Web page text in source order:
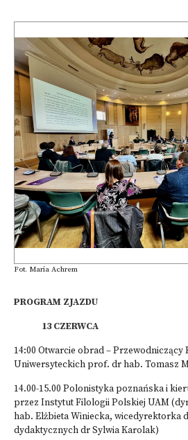
Fot. Maria Achrem
PROGRAM ZJAZDU
13 CZERWCA
14:00 Otwarcie obrad –
Uniwersyteckich prof. dr hab. Tomasz
14.00-15.00 Polonistyka poznańska i
przez Instytut Filologii Polskiej UAM
hab. Elżbieta Winiecka, wicedyrektorka
dydaktycznych dr Sylwia Karolak)